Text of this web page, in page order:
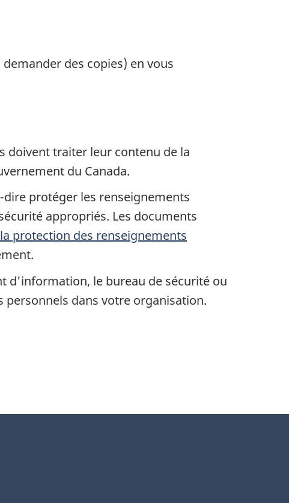
des copies) en vous
doivent traiter leur contenu de la
du Canada.
dire protéger les renseignements
appropriés. Les documents
protection des renseignements
d'information, le bureau de sécurité ou
dans votre organisation.